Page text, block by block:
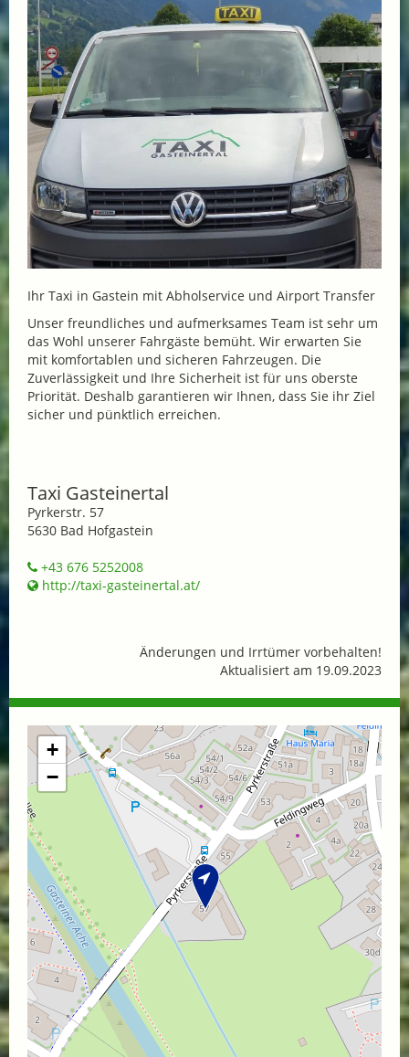
Ihr Taxi in Gastein mit Abholservice und Airport Transfer
Unser freundliches und aufmerksames Team ist sehr um
das Wohl unserer Fahrgäste bemüht. Wir erwarten Sie
mit komfortablen und sicheren Fahrzeugen. Die
Zuverlässigkeit und Ihre Sicherheit ist für uns oberste
Priorität. Deshalb garantieren wir Ihnen, dass Sie ihr Ziel
sicher und pünktlich erreichen.
Taxi Gasteinertal
Pyrkerstr. 57
5630 Bad Hofgastein
+43 676 5252008
http://taxi-gasteinertal.at/
Änderungen und Irrtümer vorbehalten!
Aktualisiert am 19.09.2023
+
−